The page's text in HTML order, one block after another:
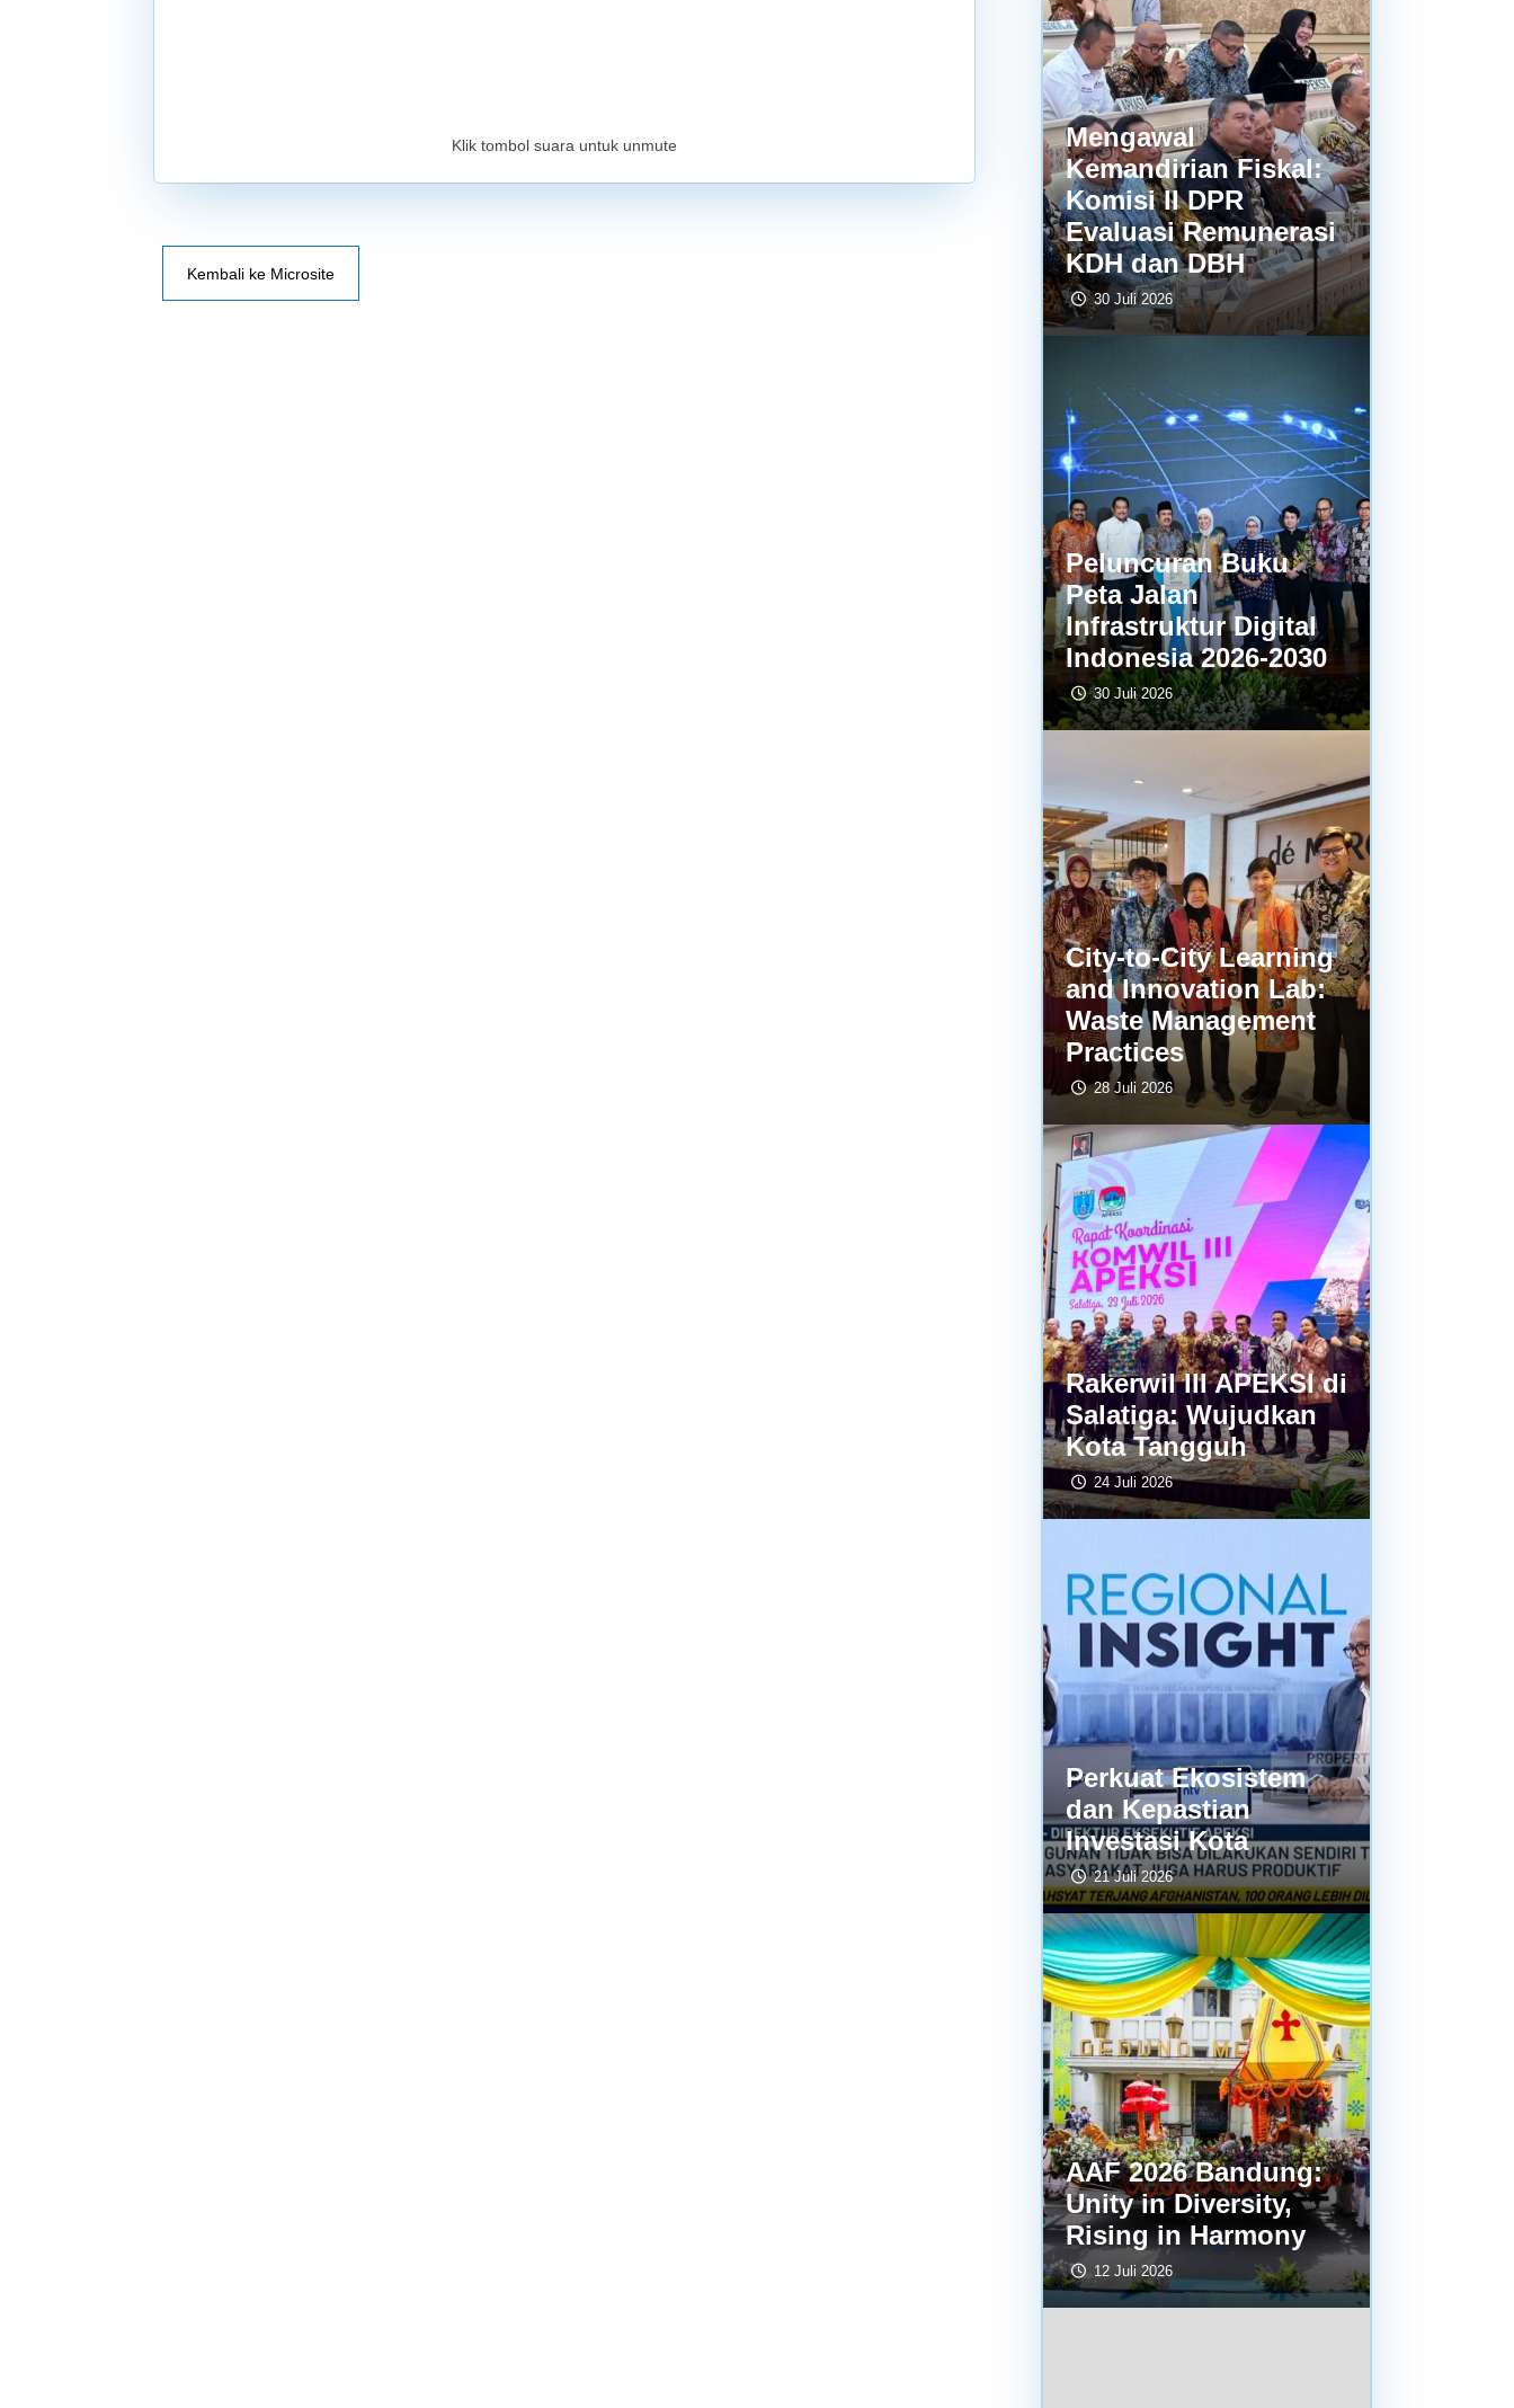
Klik tombol suara untuk unmute
Kembali ke Microsite
Mengawal
Kemandirian Fiskal:
Komisi II DPR
Evaluasi Remunerasi
KDH dan DBH
30 Juli 2026
Peluncuran Buku
Peta Jalan
Infrastruktur Digital
Indonesia 2026-2030
30 Juli 2026
City-to-City Learning
and Innovation Lab:
Waste Management
Practices
28 Juli 2026
Rakerwil III APEKSI di
Salatiga: Wujudkan
Kota Tangguh
24 Juli 2026
Perkuat Ekosistem
dan Kepastian
Investasi Kota
21 Juli 2026
AAF 2026 Bandung:
Unity in Diversity,
Rising in Harmony
12 Juli 2026